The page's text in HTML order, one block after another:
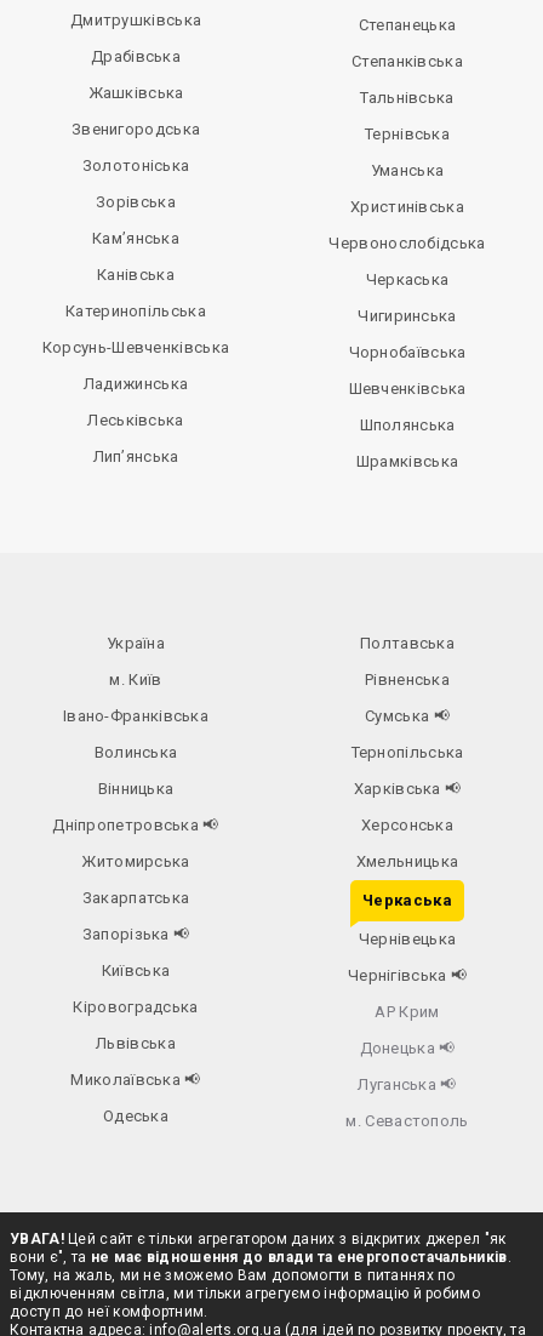
Дмитрушківська
Драбівська
Жашківська
Звенигородська
Золотоніська
Зорівська
Кам’янська
Канівська
Катеринопільська
Корсунь-Шевченківська
Ладижинська
Леськівська
Лип’янська
Степанецька
Степанківська
Тальнівська
Тернівська
Уманська
Христинівська
Червонослобідська
Черкаська
Чигиринська
Чорнобаївська
Шевченківська
Шполянська
Шрамківська
Україна
м. Київ
Івано-Франківська
Волинська
Вінницька
Дніпропетровська📢
Житомирська
Закарпатська
Запорізька 📢
Київська
Кіровоградська
Львівська
Миколаївська📢
Одеська
Полтавська
Рівненська
Сумська 📢
Тернопільська
Харківська 📢
Херсонська
Хмельницька
Черкаська
Чернівецька
Чернігівська 📢
АР Крим
Донецька 📢
Луганська 📢
м. Севастополь
УВАГА!Цей сайт є тільки агрегатором даних з відкритих джерел "як
вони є", та не має відношення до влади та енергопостачальників.
Тому, на жаль, ми не зможемо Вам допомогти в питаннях по
відключенням світла, ми тільки агрегуємо інформацію й робимо
доступ до неї комфортним.
Контактна адреса:info@alerts.org.ua (для ідей по розвитку проекту, та